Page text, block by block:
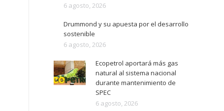
6 agosto, 2026
Drummond y su apuesta por el desarrollo
sostenible
6 agosto, 2026
Ecopetrol aportará más gas
natural al sistema nacional
durante mantenimiento de
SPEC
6 agosto, 2026